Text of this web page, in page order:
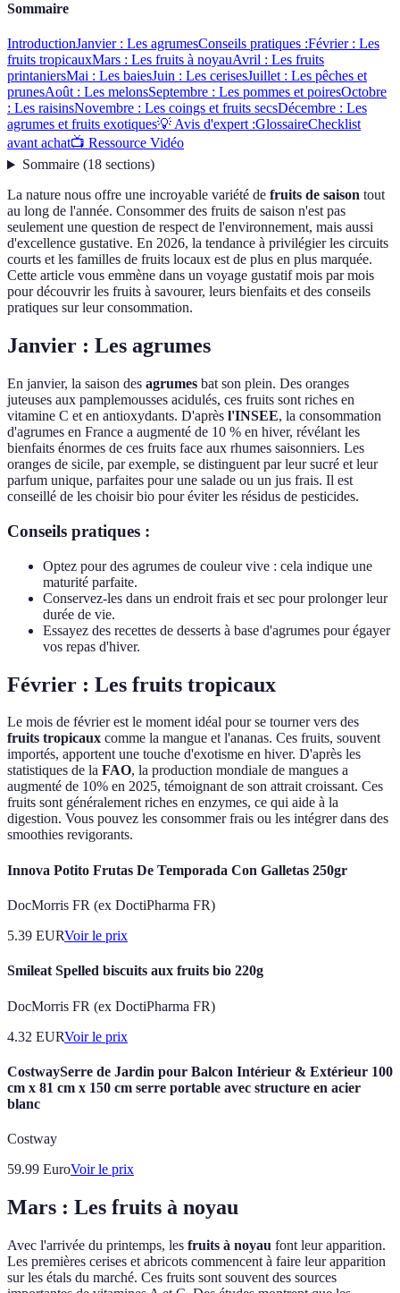
Sommaire
IntroductionJanvier : Les agrumesConseils pratiques :Février : Les
fruits tropicauxMars : Les fruits à noyauAvril : Les fruits
printaniersMai : Les baiesJuin : Les cerisesJuillet : Les pêches et
prunesAoût : Les melonsSeptembre : Les pommes et poiresOctobre
: Les raisinsNovembre : Les coings et fruits secsDécembre : Les
agrumes et fruits exotiques💡 Avis d'expert :GlossaireChecklist
avant achat📺 Ressource Vidéo
Sommaire(18 sections)
La nature nous offre une incroyable variété de fruits de saison tout
au long de l'année. Consommer des fruits de saison n'est pas
seulement une question de respect de l'environnement, mais aussi
d'excellence gustative. En 2026, la tendance à privilégier les circuits
courts et les familles de fruits locaux est de plus en plus marquée.
Cette article vous emmène dans un voyage gustatif mois par mois
pour découvrir les fruits à savourer, leurs bienfaits et des conseils
pratiques sur leur consommation.
Janvier : Les agrumes
En janvier, la saison des agrumes bat son plein. Des oranges
juteuses aux pamplemousses acidulés, ces fruits sont riches en
vitamine C et en antioxydants. D'après l'INSEE, la consommation
d'agrumes en France a augmenté de 10 % en hiver, révélant les
bienfaits énormes de ces fruits face aux rhumes saisonniers. Les
oranges de sicile, par exemple, se distinguent par leur sucré et leur
parfum unique, parfaites pour une salade ou un jus frais. Il est
conseillé de les choisir bio pour éviter les résidus de pesticides.
Conseils pratiques :
Optez pour des agrumes de couleur vive : cela indique une
maturité parfaite.
Conservez-les dans un endroit frais et sec pour prolonger leur
durée de vie.
Essayez des recettes de desserts à base d'agrumes pour égayer
vos repas d'hiver.
Février : Les fruits tropicaux
Le mois de février est le moment idéal pour se tourner vers des
fruits tropicaux comme la mangue et l'ananas. Ces fruits, souvent
importés, apportent une touche d'exotisme en hiver. D'après les
statistiques de la FAO, la production mondiale de mangues a
augmenté de 10% en 2025, témoignant de son attrait croissant. Ces
fruits sont généralement riches en enzymes, ce qui aide à la
digestion. Vous pouvez les consommer frais ou les intégrer dans des
smoothies revigorants.
Innova Potito Frutas De Temporada Con Galletas 250gr
DocMorris FR (ex DoctiPharma FR)
5.39 EURVoir le prix
Smileat Spelled biscuits aux fruits bio 220g
DocMorris FR (ex DoctiPharma FR)
4.32 EURVoir le prix
CostwaySerre de Jardin pour Balcon Intérieur & Extérieur 100
cm x 81 cm x 150 cm serre portable avec structure en acier
blanc
Costway
59.99 EuroVoir le prix
Mars : Les fruits à noyau
Avec l'arrivée du printemps, les fruits à noyau font leur apparition.
Les premières cerises et abricots commencent à faire leur apparition
sur les étals du marché. Ces fruits sont souvent des sources